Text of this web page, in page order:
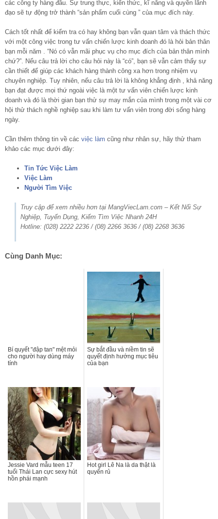
các công ty hàng đầu. Sự trung thực, kiến thức, kĩ năng và quyền lãnh
đạo sẽ tự động trở thành “sản phẩm cuối cùng ” của mục đích này.
Cách tốt nhất để kiểm tra có hay không bạn vẫn quan tâm và thách thức
với một công việc trong tư vấn chiến lược kinh doanh đó là hỏi bản thân
bạn mỗi năm . “Nó có vẫn mãi phục vụ cho mục đích của bản thân mình
chứ?”. Nếu câu trả lời cho câu hỏi này là “có”, bạn sẽ vẫn cảm thấy sự
cần thiết để giúp các khách hàng thành công xa hơn trong nhiệm vụ
chuyên nghiệp. Tuy nhiên, nếu câu trả lời là không khẳng định , khả năng
bạn đạt được mọi thứ ngoài việc là một tư vấn viên chiến lược kinh
doanh và đó là thời gian bạn thử sự may mắn của mình trong một vài cơ
hội thử thách nghề nghiệp sau khi làm tư vấn viên trong đời sống hàng
ngày.
Cần thêm thông tin về các việc làm cũng như nhân sự, hãy thử tham
khảo các mục dưới đây:
Tin Tức Việc Làm
Việc Làm
Người Tìm Việc
Truy cập để xem nhiều hơn tại MangViecLam.com – Kết Nối Sự
Nghiệp, Tuyển Dụng, Kiếm Tìm Việc Nhanh 24H
Hotline: (028) 2222 2236 / (08) 2266 3636 / (08) 2268 3636
Cùng Danh Mục:
Bí quyết "đập tan" mệt mỏi
cho người hay dùng máy
tính
Sự bắt đầu và niềm tin sẽ
quyết định hướng mục tiêu
của bạn
Jessie Vard mẫu teen 17
tuổi Thái Lan cực sexy hút
hồn phái mạnh
Hot girl Lê Na là da thật là
quyến rủ